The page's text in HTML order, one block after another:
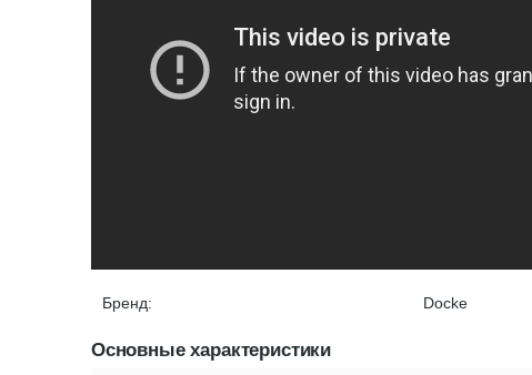
Бренд: Docke
Основные характеристики